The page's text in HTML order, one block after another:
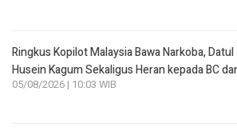
Ringkus Kopilot Malaysia Bawa Narkoba, Datul
Husein Kagum Sekaligus Heran kepada BC
05/08/2026 | 10:03 WIB